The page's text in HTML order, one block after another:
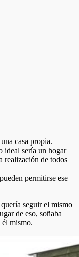
casa propia.
ideal sería un hogar
realización de todos
permitirse ese
seguir el mismo
de eso, soñaba
mismo.